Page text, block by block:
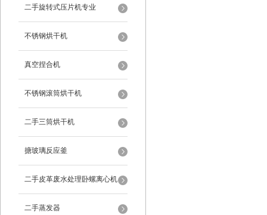
二手旋转式压片机专业
不锈钢烘干机
真空捏合机
不锈钢滚筒烘干机
二手三筒烘干机
搪玻璃反应釜
二手皮革废水处理卧螺离心机
二手蒸发器